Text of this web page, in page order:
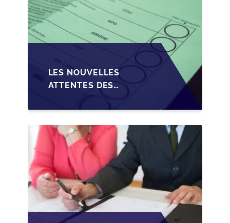
LES NOUVELLES
ATTENTES DES
TRANSMISSION DES
PME BELGES